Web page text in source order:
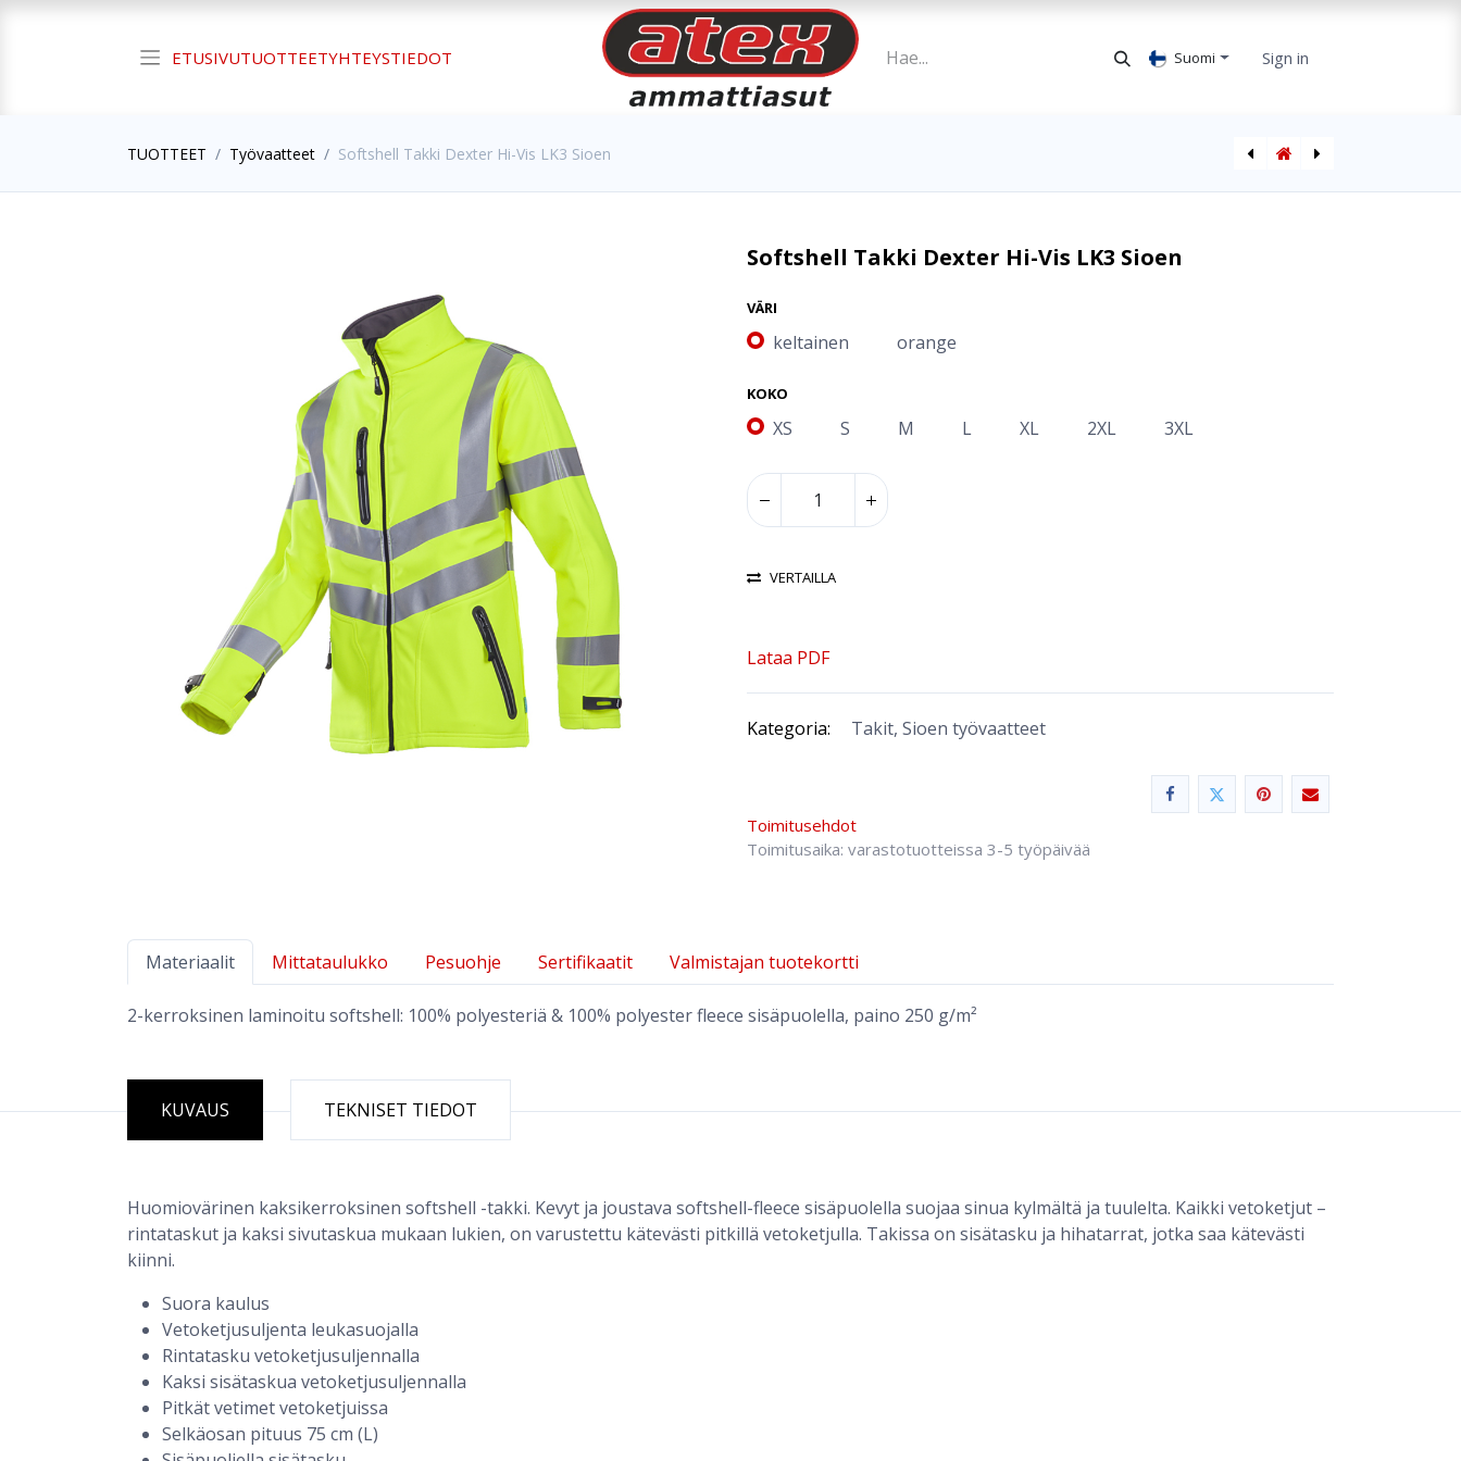
ETUSIVUTUOTTEETYHTEYSTIEDOT Suomi Sign in
TUOTTEET Työvaatteet Softshell Takki Dexter Hi-Vis LK3 Sioen
Softshell Takki Dexter Hi-Vis LK3 Sioen
VÄRI
keltainen orange
KOKO
XS S M L XL 2XL 3XL
VERTAILLA
Lataa PDF
Kategoria: Takit, Sioen työvaatteet
Toimitusehdot
Toimitusaika: varastotuotteissa 3-5 työpäivää
Materiaalit Mittataulukko Pesuohje Sertifikaatit Valmistajan tuotekortti
2-kerroksinen laminoitu softshell: 100% polyesteriä & 100% polyester fleece sisäpuolella, paino 250 g/m²
KUVAUS TEKNISET TIEDOT
Huomiovärinen kaksikerroksinen softshell -takki. Kevyt ja joustava softshell-fleece sisäpuolella suojaa sinua kylmältä ja tuulelta. Kaikki vetoketjut –
rintataskut ja kaksi sivutaskua mukaan lukien, on varustettu kätevästi pitkillä vetoketjulla. Takissa on sisätasku ja hihatarrat, jotka saa kätevästi
kiinni.
Suora kaulus
Vetoketjusuljenta leukasuojalla
Rintatasku vetoketjusuljennalla
Kaksi sisätaskua vetoketjusuljennalla
Pitkät vetimet vetoketjuissa
Selkäosan pituus 75 cm (L)